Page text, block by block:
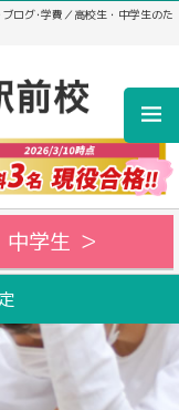
ログ･学費／高校生・中学生のた
中学生 ＞